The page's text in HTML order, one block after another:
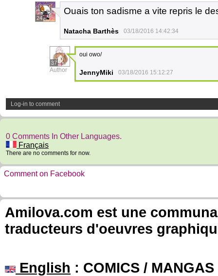
24
Ouais ton sadisme a vite repris le
Natacha Barthès 03/18/2016 14:42:34
37
Author
oui owo/
JennyMiki 03/18/2016 15:12:27
Log-in to comment
0 Comments In Other Languages.
Français
There are no comments for now.
Comment on Facebook
Amilova.com est une
traducteurs d'oeuvres
English : COMICS /